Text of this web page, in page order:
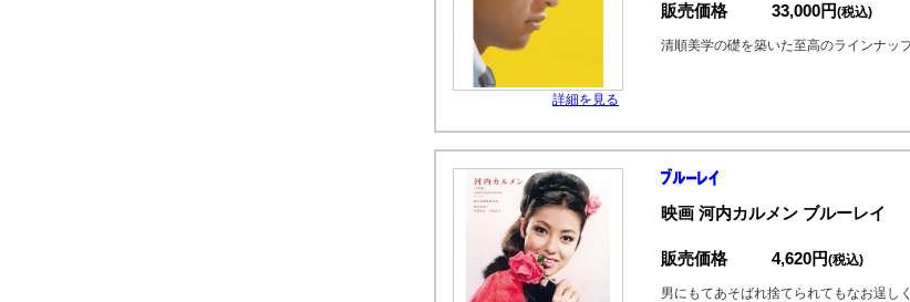
詳細を見る
販売価格 33,000円(税込)
清順美学の礎を築いた至高のラインナッ
映画 河内カルメン ブルーレイ
販売価格 4,620円(税込)
男にもてあそばれ捨てられてもなお逞し